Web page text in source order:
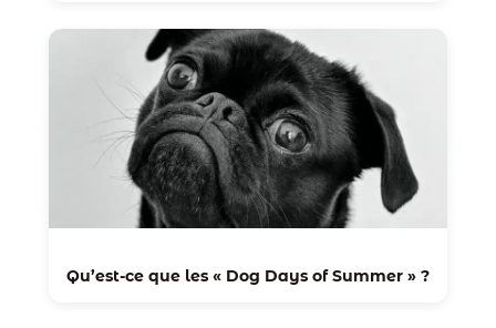
Qu’est-ce que les « Dog Days of Summer » ?